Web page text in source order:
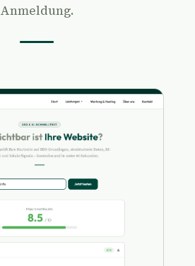
Anmeldung.